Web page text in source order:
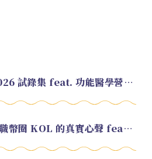
EP.220 好久不見！2026 試錄集 feat. 功能醫學營養師 美寶
EP.219 從銀行高管轉職幣圈 KOL 的真實心聲 feat.龜大